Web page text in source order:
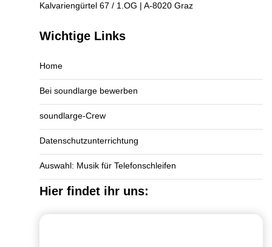
Kalvariengürtel 67 / 1.OG | A-8020 Graz
Wichtige Links
Home
Bei soundlarge bewerben
soundlarge-Crew
Datenschutzunterrichtung
Auswahl: Musik für Telefonschleifen
Hier findet ihr uns: